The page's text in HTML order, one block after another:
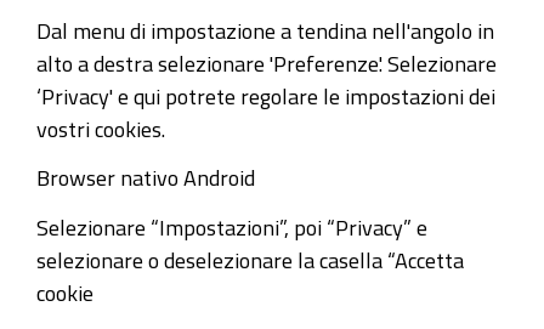
Dal menu di impostazione a tendina nell'angolo in
alto a destra selezionare 'Preferenze'. Selezionare
‘Privacy' e qui potrete regolare le impostazioni dei
vostri cookies.
Browser nativo Android
Selezionare “Impostazioni”, poi “Privacy” e
selezionare o deselezionare la casella “Accetta
cookie